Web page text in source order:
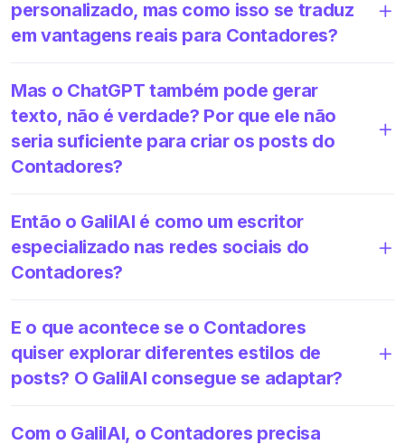
personalizado, mas como isso se traduz
em vantagens reais para Contadores?
Mas o ChatGPT também pode gerar
texto, não é verdade? Por que ele não
seria suficiente para criar os posts do
Contadores?
Então o GalilAI é como um escritor
especializado nas redes sociais do
Contadores?
E o que acontece se o Contadores
quiser explorar diferentes estilos de
posts? O GalilAI consegue se adaptar?
Com o GalilAI, o Contadores precisa